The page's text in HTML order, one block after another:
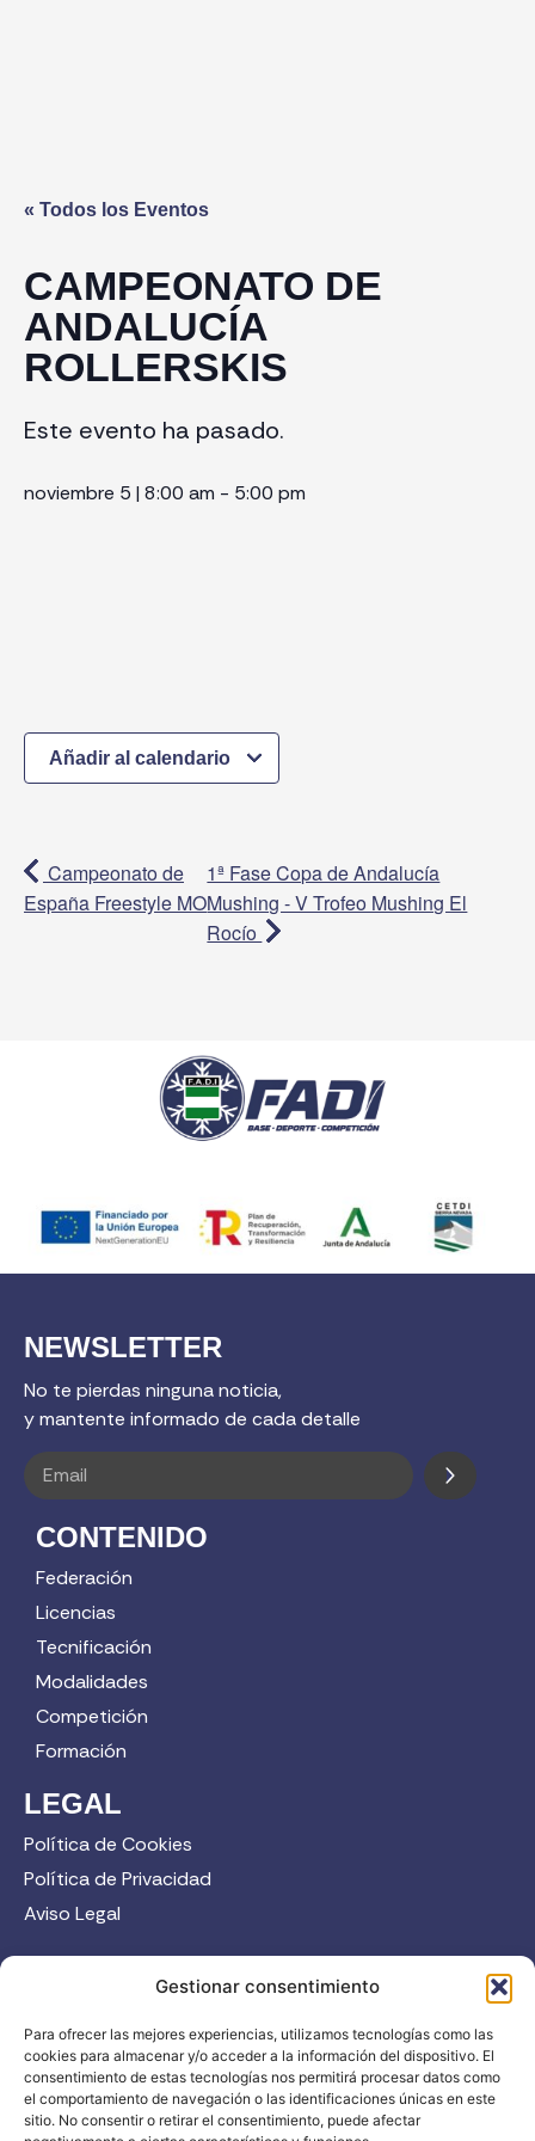
Gestionar consentimiento
Para ofrecer las mejores experiencias, utilizamos tecnologías como las
cookies para almacenar y/o acceder a la información del dispositivo. El
consentimiento de estas tecnologías nos permitirá procesar datos como
el comportamiento de navegación o las identificaciones únicas en este
sitio. No consentir o retirar el consentimiento, puede afectar
« Todos los Eventos
CAMPEONATO DE
ANDALUCÍA
ROLLERSKIS
Este evento ha pasado.
noviembre 5 | 8:00 am - 5:00 pm
Añadir al calendario
Campeonato de
España Freestyle MO
1ª Fase Copa de Andalucía
Mushing - V Trofeo Mushing El
Rocío
NEWSLETTER
No te pierdas ninguna noticia,
y mantente informado de cada detalle
CONTENIDO
Federación
Licencias
Tecnificación
Modalidades
Competición
Formación
LEGAL
Política de Cookies
Política de Privacidad
Aviso Legal
CONTACTO
info@fadi.es
C/ Carmen de Burgos, 14, 18008 Granada